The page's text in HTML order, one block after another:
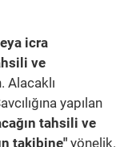
icra
ve
Alacaklı
yapılan
tahsili ve
takibine" yönelik.